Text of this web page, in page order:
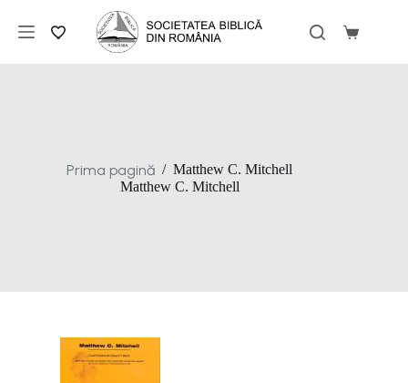
conținut
Coș
Prima pagină / Matthew C. Mitchell
Matthew C. Mitchell